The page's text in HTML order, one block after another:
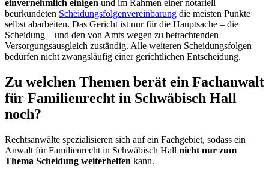
einvernehmlich einigen und im Rahmen einer notariell
beurkundeten Scheidungsfolgenvereinbarung die meisten Punkte
selbst abarbeiten. Das Gericht ist nur für die Hauptsache – die
Scheidung – und den von Amts wegen zu betrachtenden
Versorgungsausgleich zuständig. Alle weiteren Scheidungsfolgen
bedürfen nicht zwangsläufig einer gerichtlichen Entscheidung.
Zu welchen Themen berät ein Fachanwalt
für Familienrecht in Schwäbisch Hall
noch?
Rechtsanwälte spezialisieren sich auf ein Fachgebiet, sodass ein
Anwalt für Familienrecht in Schwäbisch Hall nicht nur zum
Thema Scheidung weiterhelfen kann.